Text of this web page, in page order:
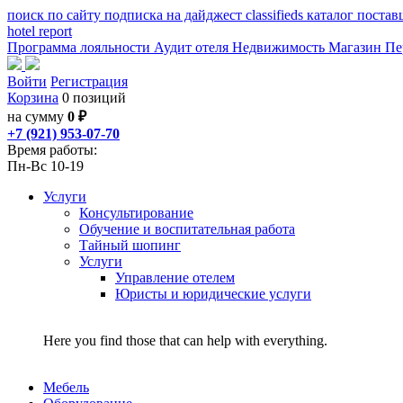
поиск по сайту подписка на дайджест classifieds каталог
hotel report
Программа лояльности Аудит отеля Недвижимость Магазин
Войти Регистрация
Корзина 0 позиций
на сумму 0 ₽
+7 (921) 953-07-70
Время работы:
Пн-Вс 10-19
Услуги
Консультирование
Обучение и воспитательная работа
Тайный шопинг
Услуги
Управление отелем
Юристы и юридические услуги
Here you find those that can help with everything.
Мебель